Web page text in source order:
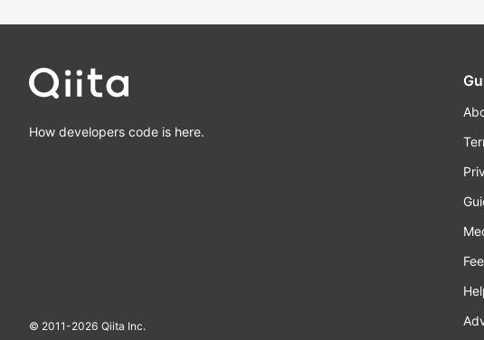
How developers code is here.
© 2011-2026 Qiita Inc.